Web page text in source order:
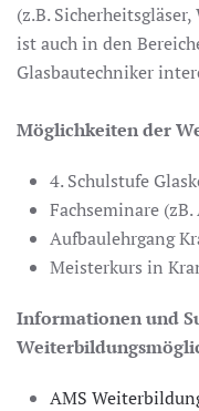
(z.B.
ist auch in den
Glasbautechniker
Möglichkeiten der
4. Schulstufe
Fachseminare (zB.
Aufbaulehrgang
Meisterkurs in
Informationen und
AMS